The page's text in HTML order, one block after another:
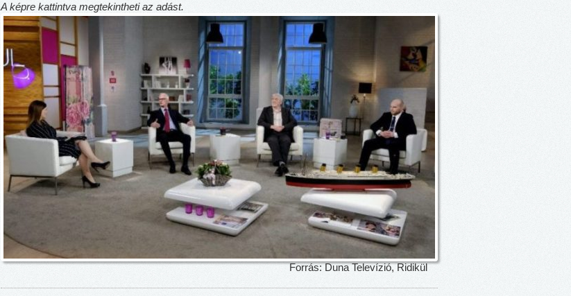
A képre kattintva megtekintheti az adást.
Forrás: Duna Televízió, Ridikül